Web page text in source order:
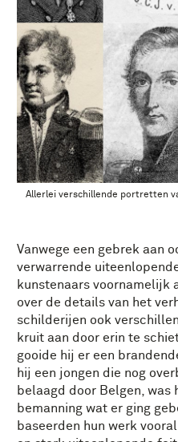
Allerlei verschillende portretten
Vanwege een gebrek aan
verwarrende
kunstenaars voornamelijk
over de details van het
schilderijen ook
kruit aan door erin te
gooide hij er een
hij een jongen die nog
belaagd door Belgen, was
bemanning wat er ging
baseerden hun werk